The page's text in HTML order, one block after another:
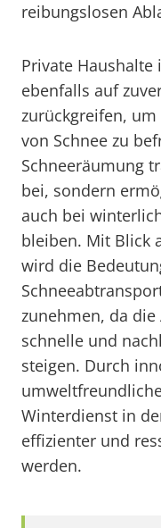
reibungslosen
Private
ebenfalls auf
zurückgreifen,
von Schnee zu
Schneeräumung
bei, sondern
auch bei
bleiben. Mit Blick
wird die
zunehmen, da
schnelle und
steigen. Durch
Winterdienst in
effizienter und
werden.